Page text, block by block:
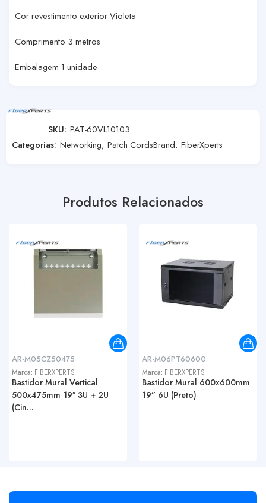
Cor revestimento exterior Violeta
Comprimento 3 metros
Embalagem 1 unidade
SKU: PAT-60VL10103
Categorias: Networking, Patch CordsBrand: FiberXperts
Produtos Relacionados
AR-M05CZ50475
Marca: FIBERXPERTS
Bastidor Mural Vertical
500x475mm 19″ 3U + 2U
(Cin...
AR-M06PT60600
Marca: FIBERXPERTS
Bastidor Mural 600x600mm
19” 6U (Preto)